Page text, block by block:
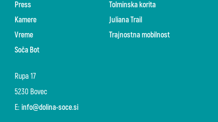
Rupa 17
5230 Bovec
E: info@dolina-soce.si
Press
Kamere
Vreme
Soča Bot
Tolminska korita
Juliana Trail
Trajnostna mobilnost